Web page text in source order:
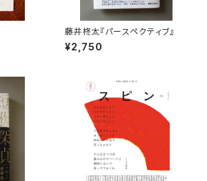
藤井柊太『パースペクティブ』
¥2,750